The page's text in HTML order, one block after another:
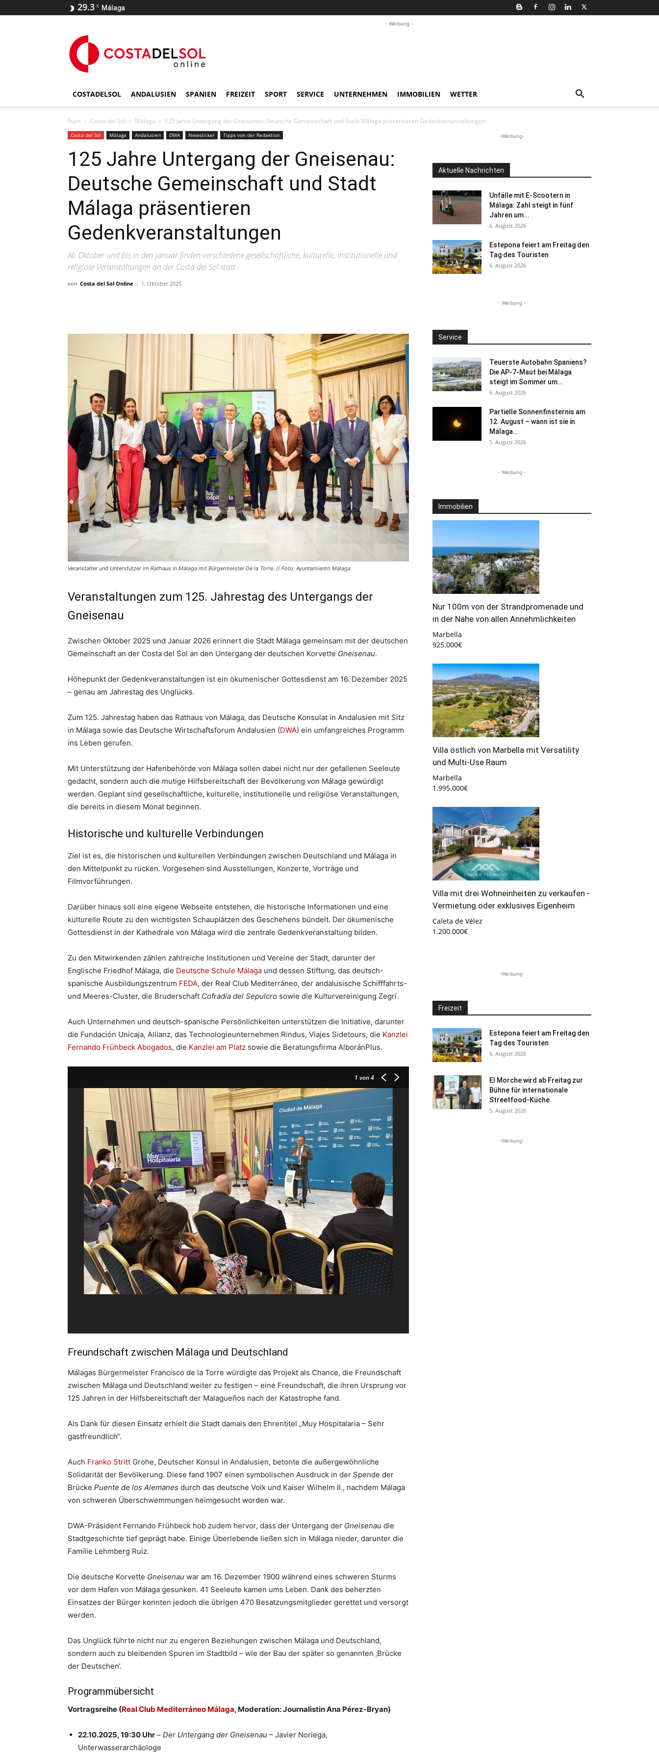
29.3 C Málaga
- Werbung -
COSTADELSOL ANDALUSIEN SPANIEN FREIZEIT SPORT SERVICE UNTERNEHMEN IMMOBILIEN WETTER
Start Costa del Sol Málaga 125 Jahre Untergang der Gneisenau: Deutsche Gemeinschaft und Stadt Málaga präsentieren Gedenkveranstaltungen
Costa del Sol Málaga Andalusien DWA Newsticker Tipps von der Redaktion
125 Jahre Untergang der Gneisenau:
Deutsche Gemeinschaft und Stadt
Málaga präsentieren
Gedenkveranstaltungen
Ab Oktober und bis in den Januar finden verschiedene gesellschaftliche, kulturelle, institutionelle und
religiöse Veranstaltungen an der Costa del Sol statt
von Costa del Sol Online - 1. Oktober 2025
Veranstalter und Unterstützer im Rathaus in Málaga mit Bürgermeister De la Torre. // Foto: Ayuntamiento Málaga
Veranstaltungen zum 125. Jahrestag des Untergangs der
Gneisenau
Zwischen Oktober 2025 und Januar 2026 erinnert die Stadt Málaga gemeinsam mit der deutschen
Gemeinschaft an der Costa del Sol an den Untergang der deutschen Korvette Gneisenau.
Höhepunkt der Gedenkveranstaltungen ist ein ökumenischer Gottesdienst am 16. Dezember 2025
– genau am Jahrestag des Unglücks.
Zum 125. Jahrestag haben das Rathaus von Málaga, das Deutsche Konsulat in Andalusien mit Sitz
in Málaga sowie das Deutsche Wirtschaftsforum Andalusien (DWA) ein umfangreiches Programm
ins Leben gerufen.
Mit Unterstützung der Hafenbehörde von Málaga sollen dabei nicht nur der gefallenen Seeleute
gedacht, sondern auch die mutige Hilfsbereitschaft der Bevölkerung von Málaga gewürdigt
werden. Geplant sind gesellschaftliche, kulturelle, institutionelle und religiöse Veranstaltungen,
die bereits in diesem Monat beginnen.
Historische und kulturelle Verbindungen
Ziel ist es, die historischen und kulturellen Verbindungen zwischen Deutschland und Málaga in
den Mittelpunkt zu rücken. Vorgesehen sind Ausstellungen, Konzerte, Vorträge und
Filmvorführungen.
Darüber hinaus soll eine eigene Webseite entstehen, die historische Informationen und eine
kulturelle Route zu den wichtigsten Schauplätzen des Geschehens bündelt. Der ökumenische
Gottesdienst in der Kathedrale von Málaga wird die zentrale Gedenkveranstaltung bilden.
Zu den Mitwirkenden zählen zahlreiche Institutionen und Vereine der Stadt, darunter der
Englische Friedhof Málaga, die Deutsche Schule Málaga und dessen Stiftung, das deutsch-
spanische Ausbildungszentrum FEDA, der Real Club Mediterráneo, der andalusische Schifffahrts-
und Meeres-Cluster, die Bruderschaft Cofradía del Sepulcro sowie die Kulturvereinigung Zegrí.
Auch Unternehmen und deutsch-spanische Persönlichkeiten unterstützen die Initiative, darunter
die Fundación Unicaja, Allianz, das Technologieunternehmen Rindus, Viajes Sidetours, die Kanzlei
Fernando Frühbeck Abogados, die Kanzlei am Platz sowie die Beratungsfirma AlboránPlus.
1 von 4
Freundschaft zwischen Málaga und Deutschland
Málagas Bürgermeister Francisco de la Torre würdigte das Projekt als Chance, die Freundschaft
zwischen Málaga und Deutschland weiter zu festigen – eine Freundschaft, die ihren Ursprung vor
125 Jahren in der Hilfsbereitschaft der Malagueños nach der Katastrophe fand.
Als Dank für diesen Einsatz erhielt die Stadt damals den Ehrentitel „Muy Hospitalaria – Sehr
gastfreundlich“.
Auch Franko Stritt Grohe, Deutscher Konsul in Andalusien, betonte die außergewöhnliche
Solidarität der Bevölkerung. Diese fand 1907 einen symbolischen Ausdruck in der Spende der
Brücke Puente de los Alemanes durch das deutsche Volk und Kaiser Wilhelm II., nachdem Málaga
von schweren Überschwemmungen heimgesucht worden war.
DWA-Präsident Fernando Frühbeck hob zudem hervor, dass der Untergang der Gneisenau die
Stadtgeschichte tief geprägt habe. Einige Überlebende ließen sich in Málaga nieder, darunter die
Familie Lehmberg Ruiz.
Die deutsche Korvette Gneisenau war am 16. Dezember 1900 während eines schweren Sturms
vor dem Hafen von Málaga gesunken. 41 Seeleute kamen ums Leben. Dank des beherzten
Einsatzes der Bürger konnten jedoch die übrigen 470 Besatzungsmitglieder gerettet und versorgt
werden.
Das Unglück führte nicht nur zu engeren Beziehungen zwischen Málaga und Deutschland,
sondern auch zu bleibenden Spuren im Stadtbild – wie der Bau der später so genannten ‚Brücke
der Deutschen‘.
Programmübersicht
Vortragsreihe (Real Club Mediterráneo Málaga, Moderation: Journalistin Ana Pérez-Bryan)
22.10.2025, 19:30 Uhr – Der Untergang der Gneisenau – Javier Noriega,
Unterwasserarchäologe
-Werbung-
Aktuelle Nachrichten
Unfälle mit E-Scootern in
Málaga: Zahl steigt in fünf
Jahren um...
6. August 2026
Estepona feiert am Freitag den
Tag des Touristen
6. August 2026
- Werbung -
Service
Teuerste Autobahn Spaniens?
Die AP-7-Maut bei Málaga
steigt im Sommer um...
6. August 2026
Partielle Sonnenfinsternis am
12. August – wann ist sie in
Málaga...
5. August 2026
- Werbung -
Immobilien
Nur 100m von der Strandpromenade und
in der Nähe von allen Annehmlichkeiten
Marbella
925.000€
Villa östlich von Marbella mit Versatility
und Multi-Use Raum
Marbella
1.995.000€
Villa mit drei Wohneinheiten zu verkaufen -
Vermietung oder exklusives Eigenheim
Caleta de Vélez
1.200.000€
-Werbung-
Freizeit
Estepona feiert am Freitag den
Tag des Touristen
6. August 2026
El Morche wird ab Freitag zur
Bühne für internationale
Streetfood-Küche
5. August 2026
-Werbung-